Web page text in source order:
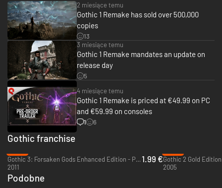
najazd, król Rhobar II desperacko poszukuje potężnej broni. Nakazuje
zatem wydobycie ogromnych ilości magicznej rudy i wysyła każdego
zdolnego do pracy więźnia do kopalni w Khorinis. Nikt nie może stamtąd
zbiec. Władca rozkazuje swoim najzdolniejszym magom wzniesienie
magicznej bariery. Nie wszystko idzie jednak zgodnie z planem – magia
wymyka się spod kontroli, a wszyscy, którzy przebywają wówczas
wewnątrz, znajdują się w potrzasku. Więźniowie buntują się i szybko
przekształcają kopalnię w wyjęte spod prawa terytorium rządzone przez
najbardziej brutalnych osadzonych.
Teraz król musi negocjować z nowymi władcami Kolonii, podczas gdy
napięcie między frakcjami walczącymi o wpływy w kopalni stale rosną.
Tereny chronione magiczną barierą pogrążają się w chaosie, lecz
przybycie nieznanego więźnia zmieni wszystko...
2 miesiące temu
Gothic 1 Remake has sold over 500,000
copies
13
3 miesiące temu
Gothic 1 Remake mandates an update on
release day
5
4 miesiące temu
Gothic 1 Remake is priced at €49.99 on PC
and €59.99 on consoles
1 6
Gothic franchise
Gothic 3: Forsaken Gods Enhanced Edition - PC (Steam)
2011
1.99 €Gothic 2 Gold
2005
Podobne